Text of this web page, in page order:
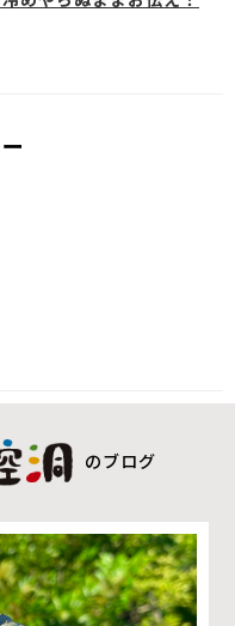
のブログ